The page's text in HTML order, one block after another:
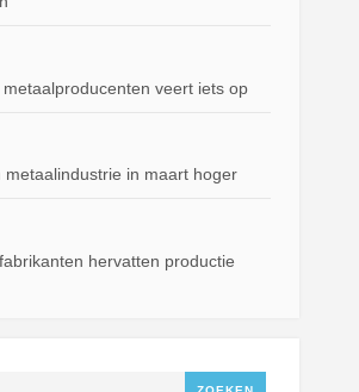
metaalproducenten veert iets op
metaalindustrie in maart hoger
hervatten productie